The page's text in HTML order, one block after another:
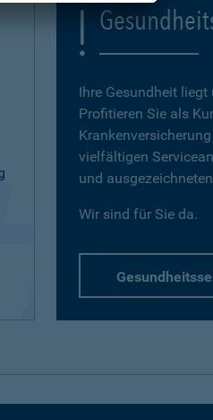
Ihre Gesundheit liegt
Profitieren Sie als
vielfältigen
und
Wir sind für Sie da.